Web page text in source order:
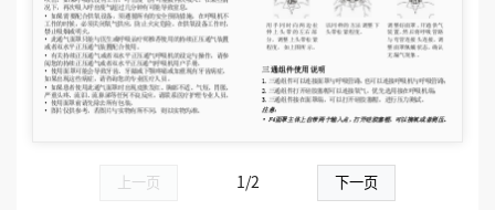
上一页 1/2 下一页